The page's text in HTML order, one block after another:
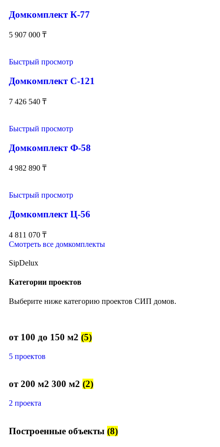
Домкомплект К-77
5 907 000 ₸
Быстрый просмотр
Домкомплект С-121
7 426 540 ₸
Быстрый просмотр
Домкомплект Ф-58
4 982 890 ₸
Быстрый просмотр
Домкомплект Ц-56
4 811 070 ₸
Смотреть все домкомплекты
SipDelux
Категории проектов
Выберите ниже категорию проектов СИП домов.
от 100 до 150 м2 (5)
5 проектов
от 200 м2 300 м2 (2)
2 проекта
Построенные объекты (8)